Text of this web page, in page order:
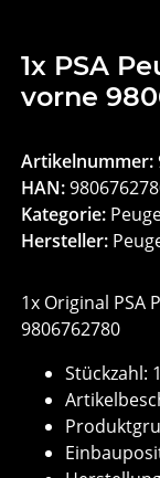
1x PSA
vorne
Artikelnummer:
HAN:
Kategorie:
Hersteller:
1x Original PSA
9806762780
Stückzahl: 1